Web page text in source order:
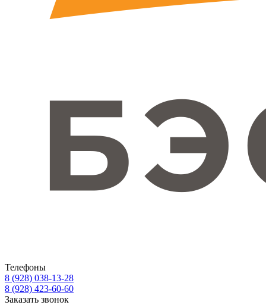
Телефоны
8 (928) 038-13-28
8 (928) 423-60-60
Заказать звонок